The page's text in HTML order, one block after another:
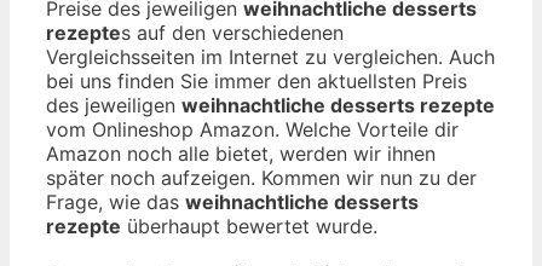
Preise des jeweiligen weihnachtliche desserts
rezeptes auf den verschiedenen
Vergleichsseiten im Internet zu vergleichen. Auch
bei uns finden Sie immer den aktuellsten Preis
des jeweiligen weihnachtliche desserts rezepte
vom Onlineshop Amazon. Welche Vorteile dir
Amazon noch alle bietet, werden wir ihnen
später noch aufzeigen. Kommen wir nun zu der
Frage, wie das weihnachtliche desserts
rezepte überhaupt bewertet wurde.